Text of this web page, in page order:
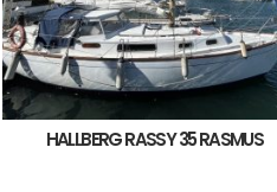
HALLBERG RASSY 35 RASMUS